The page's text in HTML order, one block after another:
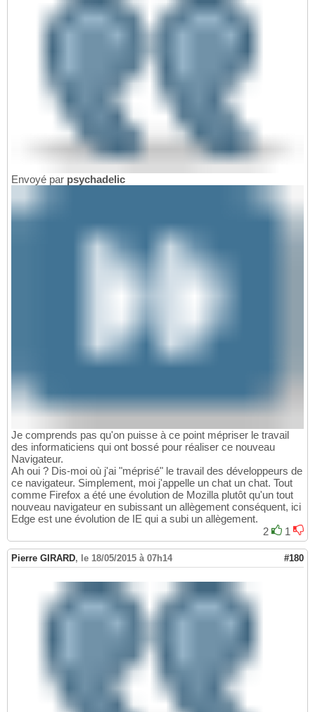
Envoyé par psychadelic
Je comprends pas qu'on puisse à ce point mépriser le travail
des informaticiens qui ont bossé pour réaliser ce nouveau
Navigateur.
Ah oui ? Dis-moi où j'ai "méprisé" le travail des développeurs de
ce navigateur. Simplement, moi j'appelle un chat un chat. Tout
comme Firefox a été une évolution de Mozilla plutôt qu'un tout
nouveau navigateur en subissant un allègement conséquent, ici
Edge est une évolution de IE qui a subi un allègement.
2
1
Pierre GIRARD, le 18/05/2015 à 07h14 #180